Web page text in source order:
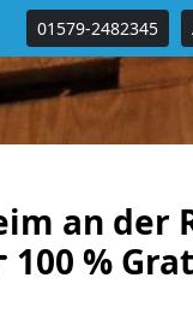
01579-2482345
an der
%